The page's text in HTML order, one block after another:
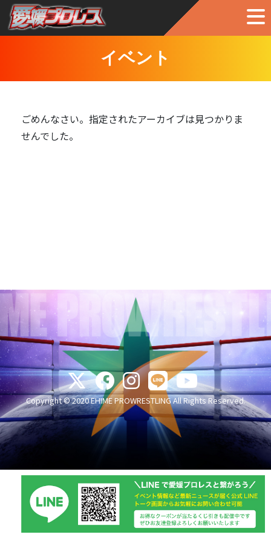
イベント
ごめんなさい。指定されたアーカイブは見つかりま
せんでした。
Copyright © 2020 EHIME PROWRESTLING All Rights Reserved.